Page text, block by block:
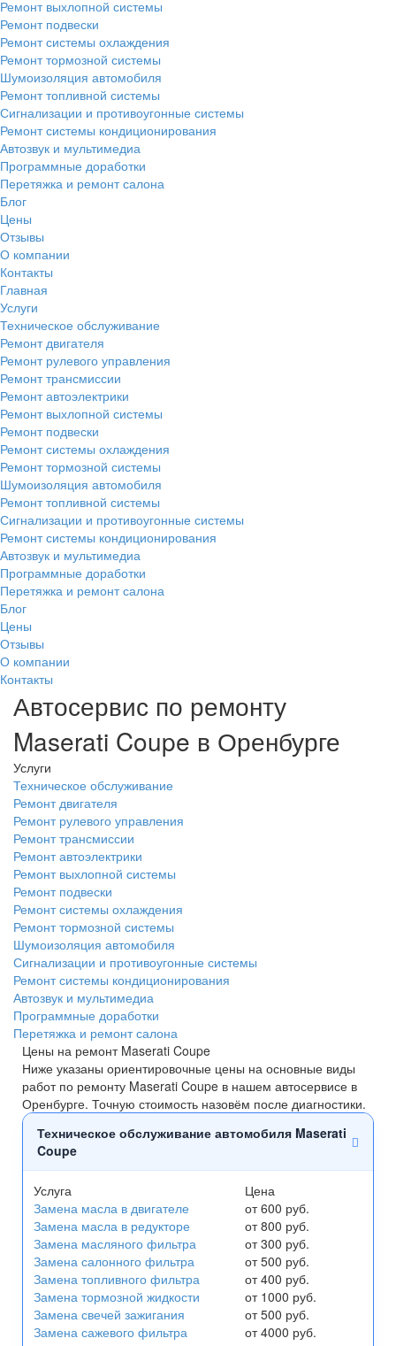
Ремонт выхлопной системы
Ремонт подвески
Ремонт системы охлаждения
Ремонт тормозной системы
Шумоизоляция автомобиля
Ремонт топливной системы
Сигнализации и противоугонные системы
Ремонт системы кондиционирования
Автозвук и мультимедиа
Программные доработки
Перетяжка и ремонт салона
Блог
Цены
Отзывы
О компании
Контакты
Главная
Услуги
Техническое обслуживание
Ремонт двигателя
Ремонт рулевого управления
Ремонт трансмиссии
Ремонт автоэлектрики
Ремонт выхлопной системы
Ремонт подвески
Ремонт системы охлаждения
Ремонт тормозной системы
Шумоизоляция автомобиля
Ремонт топливной системы
Сигнализации и противоугонные системы
Ремонт системы кондиционирования
Автозвук и мультимедиа
Программные доработки
Перетяжка и ремонт салона
Блог
Цены
Отзывы
О компании
Контакты
Автосервис по ремонту
Maserati Coupe в Оренбурге
Услуги
Техническое обслуживание
Ремонт двигателя
Ремонт рулевого управления
Ремонт трансмиссии
Ремонт автоэлектрики
Ремонт выхлопной системы
Ремонт подвески
Ремонт системы охлаждения
Ремонт тормозной системы
Шумоизоляция автомобиля
Сигнализации и противоугонные системы
Ремонт системы кондиционирования
Автозвук и мультимедиа
Программные доработки
Перетяжка и ремонт салона
Цены на ремонт Maserati Coupe
Ниже указаны ориентировочные цены на основные виды
работ по ремонту Maserati Coupe в нашем автосервисе в
Оренбурге. Точную стоимость назовём после диагностики.
Техническое обслуживание автомобиля Maserati
Coupe
Услуга
Цена
Замена масла в двигателе
от 600 руб.
Замена масла в редукторе
от 800 руб.
Замена масляного фильтра
от 300 руб.
Замена салонного фильтра
от 500 руб.
Замена топливного фильтра
от 400 руб.
Замена тормозной жидкости
от 1000 руб.
Замена свечей зажигания
от 500 руб.
Замена сажевого фильтра
от 4000 руб.